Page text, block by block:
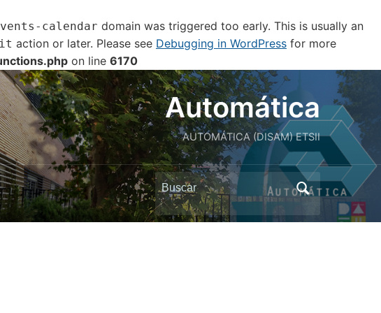
calendar domain was triggered too early. This is usually an
action or later. Please see Debugging in WordPress for more
on line 6170
Automática
AUTOMÁTICA (DISAM) ETSII
Buscar: